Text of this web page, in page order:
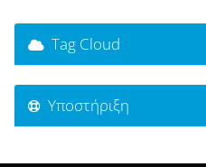
Tag Cloud
Υποστήριξη